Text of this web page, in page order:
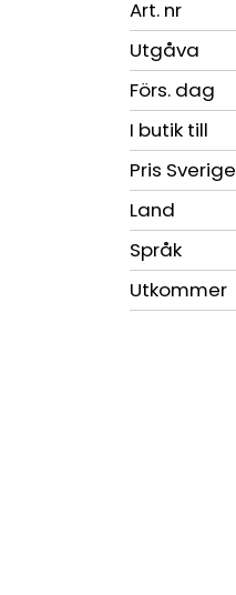
Art. nr
Utgåva
Förs. dag
I butik till
Pris Sverige
Land
Språk
Utkommer